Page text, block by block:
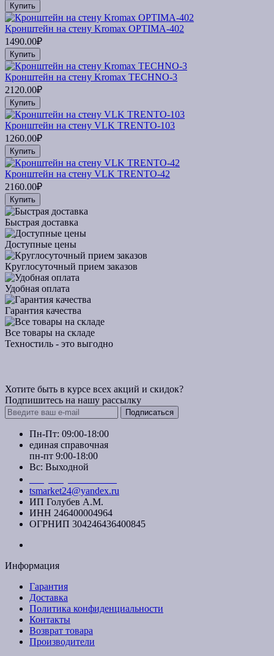
Купить
Кронштейн на стену Kromax OPTIMA-402
1490.00₽
Купить
Кронштейн на стену Kromax TECHNO-3
2120.00₽
Купить
Кронштейн на стену VLK TRENTO-103
1260.00₽
Купить
Кронштейн на стену VLK TRENTO-42
2160.00₽
Купить
Быстрая доставка
Доступные цены
Круглосуточный прием заказов
Удобная оплата
Гарантия качества
Все товары на складе
Техностиль - это выгодно
Хотите быть в курсе всех акций и скидок?
Подпишитесь на нашу рассылку
Подписаться
Пн-Пт: 09:00-18:00
единая справочная
пн-пт 9:00-18:00
Вс: Выходной
tsmarket24@yandex.ru
ИП Голубев А.М.
ИНН 246400004964
ОГРНИП 304246436400845
Информация
Гарантия
Доставка
Политика конфиденциальности
Контакты
Возврат товара
Производители